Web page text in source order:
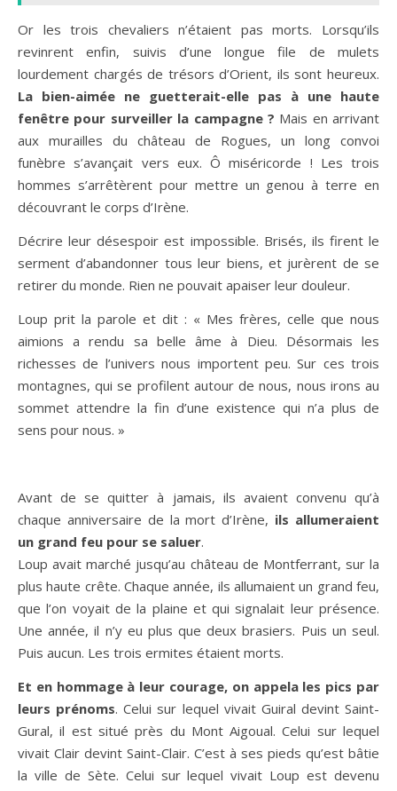
Or les trois chevaliers n’étaient pas morts. Lorsqu’ils
revinrent enfin, suivis d’une longue file de mulets
lourdement chargés de trésors d’Orient, ils sont heureux.
La bien-aimée ne guetterait-elle pas à une haute
fenêtre pour surveiller la campagne ? Mais en arrivant
aux murailles du château de Rogues, un long convoi
funèbre s’avançait vers eux. Ô miséricorde ! Les trois
hommes s’arrêtèrent pour mettre un genou à terre en
découvrant le corps d’Irène.
Décrire leur désespoir est impossible. Brisés, ils firent le
serment d’abandonner tous leur biens, et jurèrent de se
retirer du monde. Rien ne pouvait apaiser leur douleur.
Loup prit la parole et dit : « Mes frères, celle que nous
aimions a rendu sa belle âme à Dieu. Désormais les
richesses de l’univers nous importent peu. Sur ces trois
montagnes, qui se profilent autour de nous, nous irons au
sommet attendre la fin d’une existence qui n’a plus de
sens pour nous. »
Avant de se quitter à jamais, ils avaient convenu qu’à
chaque anniversaire de la mort d’Irène, ils allumeraient
un grand feu pour se saluer.
Loup avait marché jusqu’au château de Montferrant, sur la
plus haute crête. Chaque année, ils allumaient un grand feu,
que l’on voyait de la plaine et qui signalait leur présence.
Une année, il n’y eu plus que deux brasiers. Puis un seul.
Puis aucun. Les trois ermites étaient morts.
Et en hommage à leur courage, on appela les pics par
leurs prénoms. Celui sur lequel vivait Guiral devint Saint-
Gural, il est situé près du Mont Aigoual. Celui sur lequel
vivait Clair devint Saint-Clair. C’est à ses pieds qu’est bâtie
la ville de Sète. Celui sur lequel vivait Loup est devenu